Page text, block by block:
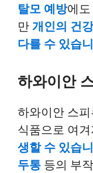
탈모 예방에
만개인의 건
다를 수 있습
하와이안
하와이안 스
식품으로 여
생할 수 있습
두통 등의 부